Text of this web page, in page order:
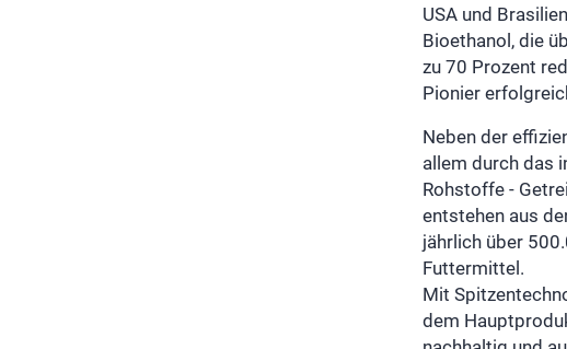
USA und
Bioethanol, die
zu 70 Prozent
Pionier
Neben der
allem durch das
Rohstoffe -
entstehen aus
jährlich über
Futtermittel.
Mit
dem